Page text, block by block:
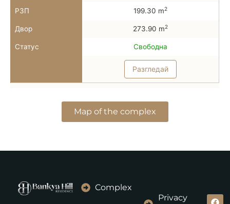
РЗП 199.30 m2
Двор 273.90 m2
Статус Свободна
Разгледай
Map of the complex
Complex
Privacy